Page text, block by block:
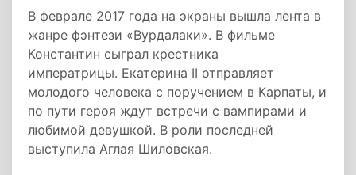
В феврале 2017 года на экраны вышла лента в
жанре фэнтези «Вурдалаки». В фильме
Константин сыграл крестника
императрицы. Екатерина II отправляет
молодого человека с поручением в Карпаты, и
по пути героя ждут встречи с вампирами и
любимой девушкой. В роли последней
выступила Аглая Шиловская.